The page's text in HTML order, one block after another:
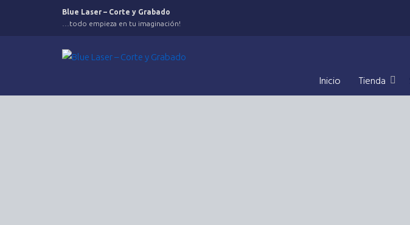
Blue Laser – Corte y Grabado
…todo empieza en tu imaginación!
Inicio Tienda